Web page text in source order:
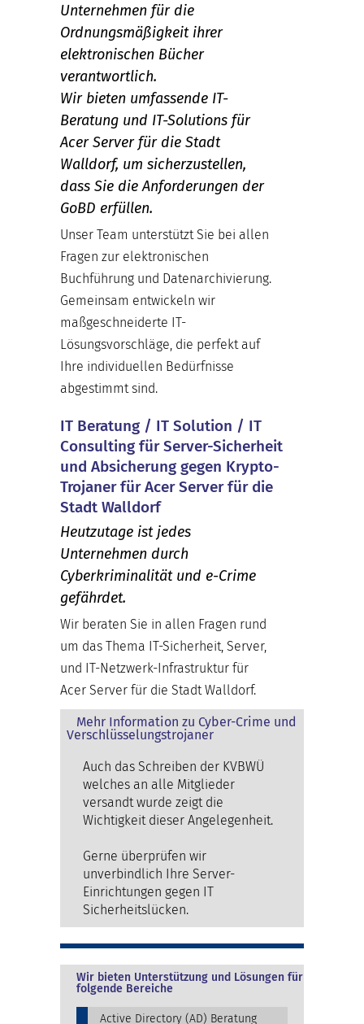
Unternehmen für die
Ordnungsmäßigkeit ihrer
elektronischen Bücher
verantwortlich.
Wir bieten umfassende IT-
Beratung und IT-Solutions für
Acer Server für die Stadt
Walldorf, um sicherzustellen,
dass Sie die Anforderungen der
GoBD erfüllen.
Unser Team unterstützt Sie bei allen
Fragen zur elektronischen
Buchführung und Datenarchivierung.
Gemeinsam entwickeln wir
maßgeschneiderte IT-
Lösungsvorschläge, die perfekt auf
Ihre individuellen Bedürfnisse
abgestimmt sind.
IT Beratung / IT Solution / IT
Consulting für Server-Sicherheit
und Absicherung gegen Krypto-
Trojaner für Acer Server für die
Stadt Walldorf
Heutzutage ist jedes
Unternehmen durch
Cyberkriminalität und e-Crime
gefährdet.
Wir beraten Sie in allen Fragen rund
um das Thema IT-Sicherheit, Server,
und IT-Netzwerk-Infrastruktur für
Acer Server für die Stadt Walldorf.
Mehr Information zu Cyber-Crime und
Verschlüsselungstrojaner
Auch das Schreiben der KVBWÜ
welches an alle Mitglieder
versandt wurde zeigt die
Wichtigkeit dieser Angelegenheit.
Gerne überprüfen wir
unverbindlich Ihre Server-
Einrichtungen gegen IT
Sicherheitslücken.
Wir bieten Unterstützung und Lösungen für
folgende Bereiche
Active Directory (AD) Beratung